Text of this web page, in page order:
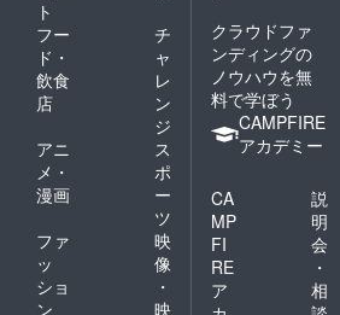
ト
フー
ド・
飲食
店
チ
ャ
レ
ン
ジ
アニ
メ・
漫画
ス
ポ
ー
ツ
ファ
ッ
ショ
ン
映
像
・
映
クラウドファ
ンディングの
ノウハウを無
料で学ぼう
CAMPFIRE
アカデミー
CA
MP
FI
RE
ア
説
明
会
・
相